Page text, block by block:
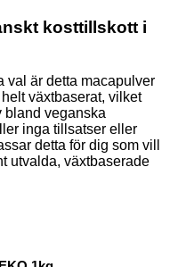
kosttillskott i
val är detta macapulver
växtbaserat, vilket
bland veganska
inga tillsatser eller
detta för dig som vill
utvalda, växtbaserade